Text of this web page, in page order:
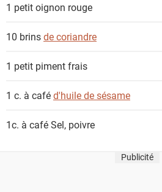
1 petitoignon rouge
10 brinsde coriandre
1 petit piment frais
1 c. à caféd'huile de sésame
1c. à caféSel, poivre
Publicité